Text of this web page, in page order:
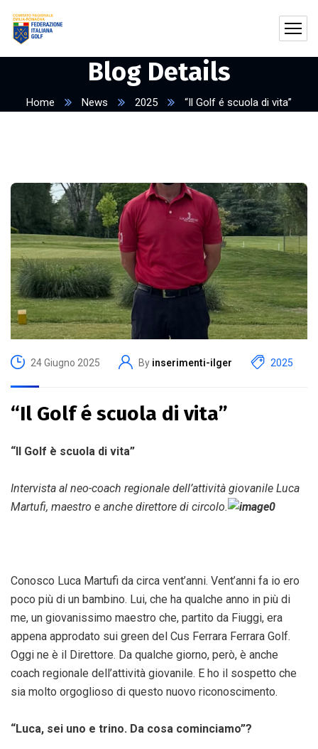
Blog Details
Home News 2025 “Il Golf é scuola di vita”
24 Giugno 2025 By inserimenti-ilger 2025
“Il Golf é scuola di vita”
“Il Golf è scuola di vita”
Intervista al neo-coach regionale dell’attività giovanile Luca
Martufi, maestro e anche direttore di circolo.
Conosco Luca Martufi da circa vent’anni. Vent’anni fa io ero
poco più di un bambino. Lui, che ha qualche anno in più di
me, un giovanissimo maestro che, partito da Fiuggi, era
appena approdato sui green del Cus Ferrara Ferrara Golf.
Oggi ne è il Direttore. Da qualche giorno, però, è anche
coach regionale dell’attività giovanile. E ho il sospetto che
sia molto orgoglioso di questo nuovo riconoscimento.
“Luca, sei uno e trino. Da cosa cominciamo”?